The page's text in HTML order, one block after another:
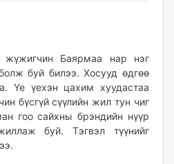
жүжигчин Баярмаа нар нэг
буй билээ. Хосууд өдгөө
Үе үехэн цахим хуудастаа
бүсгүй сүүлийн жил тун чиг
гоо сайхны брэндийн нүүр
буй. Тэгвэл түүнийг